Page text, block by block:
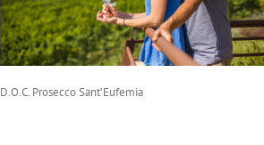
D.O.C. Prosecco Sant’Eufemia